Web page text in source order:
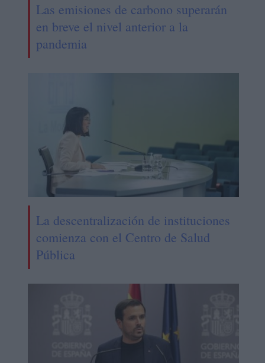
Las emisiones de carbono superarán
en breve el nivel anterior a la
pandemia
La descentralización de instituciones
comienza con el Centro de Salud
Pública